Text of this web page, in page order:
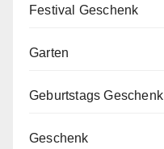
Festival Geschenk
Garten
Geburtstags Geschenk
Geschenk